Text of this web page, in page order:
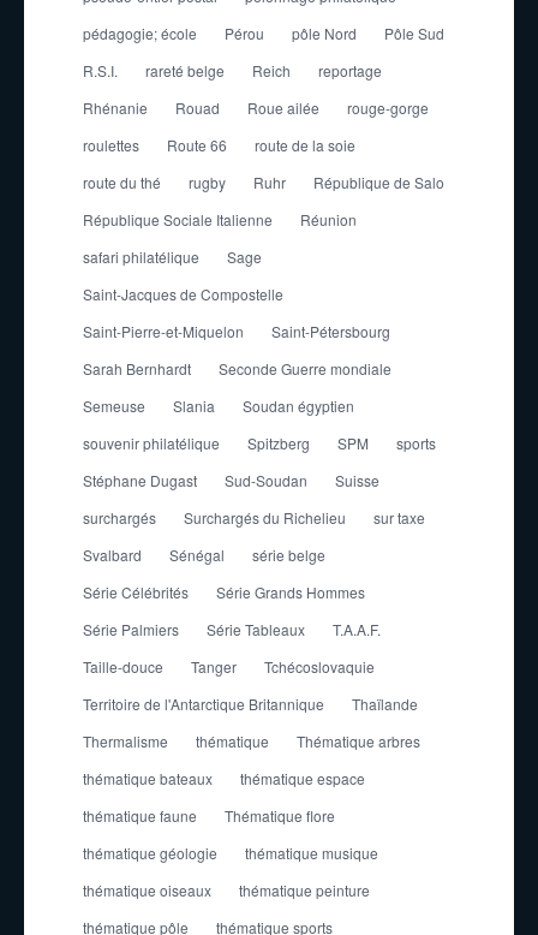
pédagogie; école
Pérou pôle Nord
Pôle Sud
R.S.I.
rareté belge Reich
reportage
Rhénanie
Rouad Roue ailée
rouge-gorge
roulettes
Route 66
route de la soie
route du thé
rugby Ruhr
République de Salo
République Sociale Italienne
Réunion
safari philatélique
Sage
Saint-Jacques de Compostelle
Saint-Pierre-et-Miquelon
Saint-Pétersbourg
Sarah Bernhardt
Seconde Guerre mondiale
Semeuse
Slania
Soudan égyptien
souvenir philatélique
Spitzberg SPM
sports
Stéphane Dugast
Sud-Soudan
Suisse
surchargés
Surchargés du Richelieu
sur taxe
Svalbard
Sénégal
série belge
Série Célébrités
Série Grands Hommes
Série Palmiers
Série Tableaux
T.A.A.F.
Taille-douce
Tanger
Tchécoslovaquie
Territoire de l'Antarctique Britannique
Thaïlande
Thermalisme
thématique
Thématique arbres
thématique bateaux
thématique espace
thématique faune
Thématique flore
thématique géologie
thématique musique
thématique oiseaux
thématique peinture
thématique pôle
thématique sports